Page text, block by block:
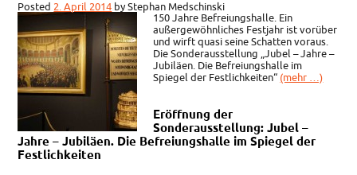
Posted 2. April 2014 byStephan Medschinski
150 Jahre Befreiungshalle. Ein
außergewöhnliches Festjahr ist vorüber
und wirft quasi seine Schatten voraus.
Die Sonderausstellung „Jubel – Jahre –
Jubiläen. Die Befreiungshalle im
Spiegel der Festlichkeiten“ (mehr …)
Eröffnung der
Sonderausstellung: Jubel –
Jahre – Jubiläen. Die Befreiungshalle im Spiegel der
Festlichkeiten